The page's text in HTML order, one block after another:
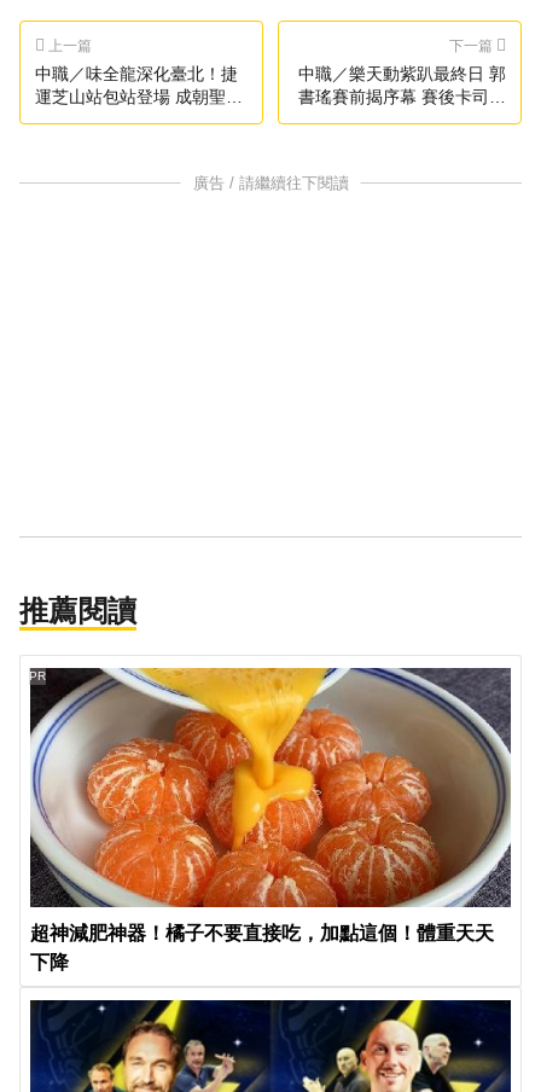
上一篇
中職／味全龍深化臺北！捷
運芝山站包站登場 成朝聖新
地標
下一篇
中職／樂天動紫趴最終日 郭
書瑤賽前揭序幕 賽後卡司曝
光
廣告 / 請繼續往下閱讀
推薦閱讀
超神減肥神器！橘子不要直接吃，加點這個！體重天天
下降
PR